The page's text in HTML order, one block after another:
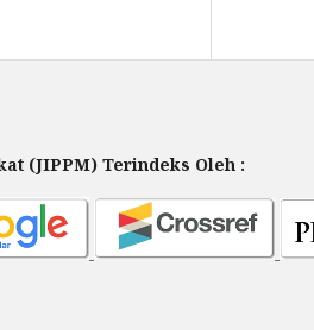
(JIPPM) Terindeks Oleh :